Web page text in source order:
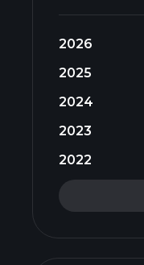
2026
2025
2024
2023
2022